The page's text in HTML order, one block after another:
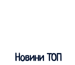
Новини ТОП